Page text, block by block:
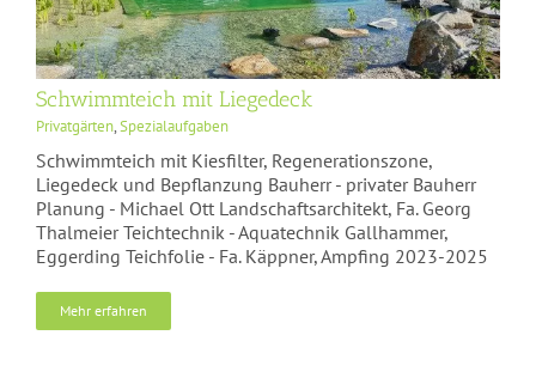
Schwimmteich mit Liegedeck
Privatgärten,Spezialaufgaben
Schwimmteich mit Kiesfilter, Regenerationszone,
Liegedeck und Bepflanzung Bauherr - privater Bauherr
Planung - Michael Ott Landschaftsarchitekt, Fa. Georg
Thalmeier Teichtechnik - Aquatechnik Gallhammer,
Eggerding Teichfolie - Fa. Käppner, Ampfing 2023-2025
Mehr erfahren